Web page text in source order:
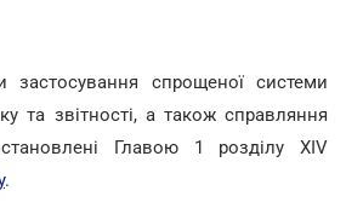
застосування спрощеної системи
та звітності, а також справляння
Главою 1 розділу ХІV
.